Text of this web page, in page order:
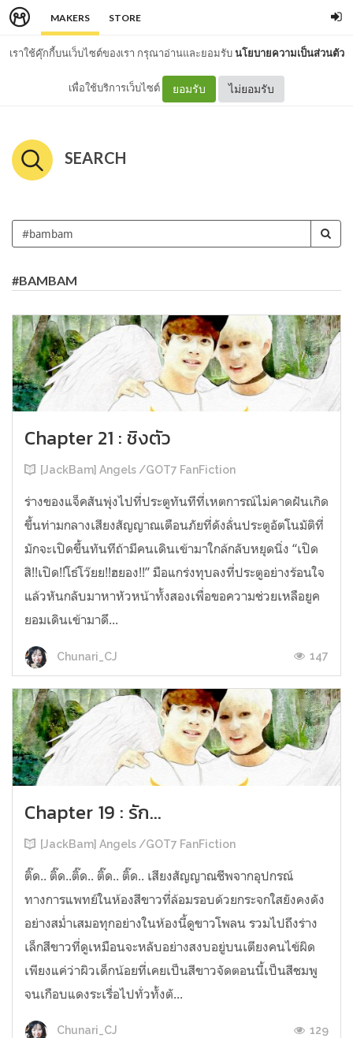
MAKERS STORE
เราใช้คุ๊กกี้บนเว็บไซต์ของเรา กรุณาอ่านและยอมรับนโยบายความเป็นส่วนตัว
เพื่อใช้บริการเว็บไซต์ ยอมรับ ไม่ยอมรับ
SEARCH
#BAMBAM
Chapter 21 : ชิงตัว
[JackBam] Angels /GOT7 FanFiction
ร่างของแจ็คสันพุ่งไปที่ประตูทันทีที่เหตการณ์ไม่คาดฝันเกิด
ขึ้นท่ามกลางเสียงสัญญาณเตือนภัยที่ดังลั่นประตูอัตโนมัติที่
มักจะเปิดขึ้นทันทีถ้ามีคนเดินเข้ามาใกล้กลับหยุดนิ่ง “เปิด
สิ!!เปิด!!โธ่โว๊ยย!!ฮยอง!!” มือแกร่งทุบลงที่ประตูอย่างร้อนใจ
แล้วหันกลับมาหาหัวหน้าทั้งสองเพื่อขอความช่วยเหลือยูค
ยอมเดินเข้ามาดึ...
Chunari_CJ 147
Chapter 19 : รัก...
[JackBam] Angels /GOT7 FanFiction
ติ๊ด.. ติ๊ด..ติ๊ด.. ติ๊ด.. ติ๊ด.. เสียงสัญญาณชีพจากอุปกรณ์
ทางการแพทย์ในห้องสีขาวที่ล้อมรอบด้วยกระจกใสยังคงดัง
อย่างสม่ำเสมอทุกอย่างในห้องนี้ดูขาวโพลน รวมไปถึงร่าง
เล็กสีขาวที่ดูเหมือนจะหลับอย่างสงบอยู่บนเตียงคนไข้ผิด
เพียงแค่ว่าผิวเด็กน้อยที่เคยเป็นสีขาวจัดตอนนี้เป็นสีชมพู
จนเกือบแดงระเรื่อไปทั่วทั้งตั...
Chunari_CJ 129